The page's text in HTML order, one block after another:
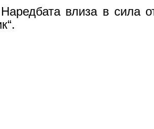
Наредбата влиза в сила